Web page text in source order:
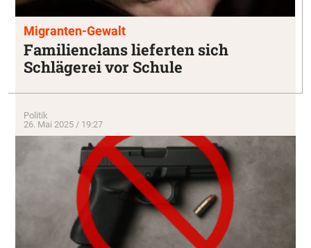
Migranten-Gewalt
Familienclans lieferten sich
Schlägerei vor Schule
Politik
26. Mai 2025 / 19:27